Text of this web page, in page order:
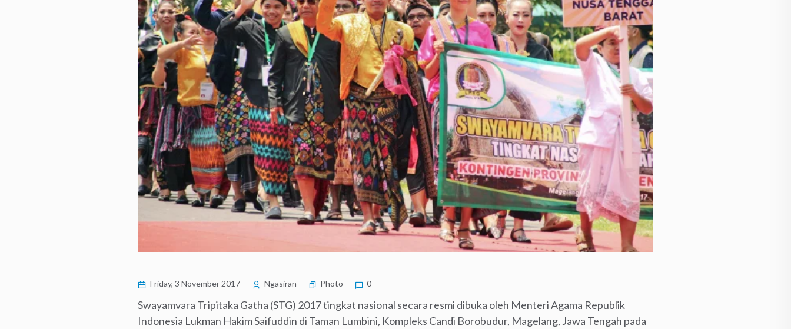
Friday, 3 November 2017 Ngasiran Photo 0
Swayamvara Tripitaka Gatha (STG) 2017 tingkat nasional secara resmi dibuka oleh Menteri Agama Republik
Indonesia Lukman Hakim Saifuddin di Taman Lumbini, Kompleks Candi Borobudur, Magelang, Jawa Tengah pada